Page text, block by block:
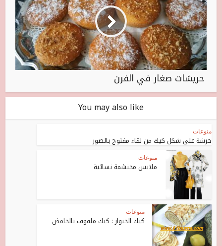
حريشات صغار في الفرن
You may also like
منوعات
حرشة على شكل كيك من لقاء مفتوح بالصور
منوعات
ملابس محتشمة نسائية
منوعات
كيك الجنواز : كيك ملفوف بالحامض